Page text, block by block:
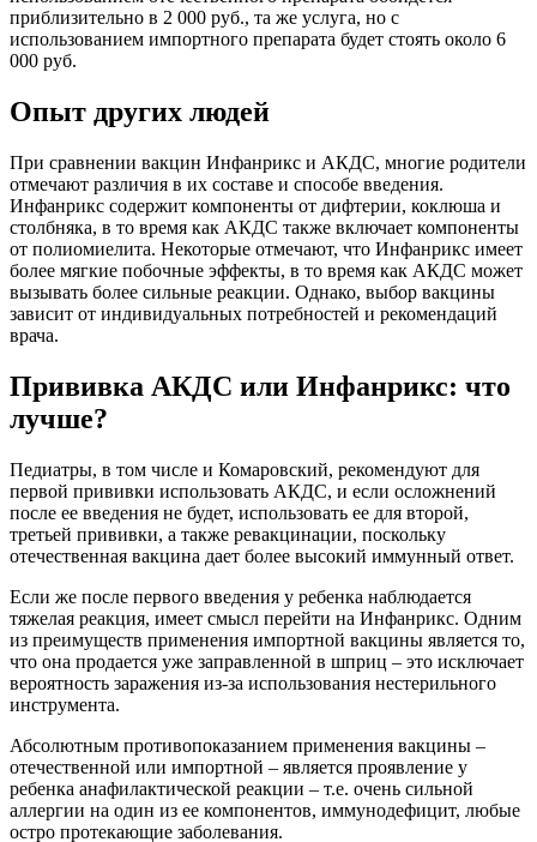
приблизительно в 2 000 руб., та же услуга, но с
использованием импортного препарата будет стоять около 6
000 руб.
Опыт других людей
При сравнении вакцин Инфанрикс и АКДС, многие родители
отмечают различия в их составе и способе введения.
Инфанрикс содержит компоненты от дифтерии, коклюша и
столбняка, в то время как АКДС также включает компоненты
от полиомиелита. Некоторые отмечают, что Инфанрикс имеет
более мягкие побочные эффекты, в то время как АКДС может
вызывать более сильные реакции. Однако, выбор вакцины
зависит от индивидуальных потребностей и рекомендаций
врача.
Прививка АКДС или Инфанрикс: что
лучше?
Педиатры, в том числе и Комаровский, рекомендуют для
первой прививки использовать АКДС, и если осложнений
после ее введения не будет, использовать ее для второй,
третьей прививки, а также ревакцинации, поскольку
отечественная вакцина дает более высокий иммунный ответ.
Если же после первого введения у ребенка наблюдается
тяжелая реакция, имеет смысл перейти на Инфанрикс. Одним
из преимуществ применения импортной вакцины является то,
что она продается уже заправленной в шприц – это исключает
вероятность заражения из-за использования нестерильного
инструмента.
Абсолютным противопоказанием применения вакцины –
отечественной или импортной – является проявление у
ребенка анафилактической реакции – т.е. очень сильной
аллергии на один из ее компонентов, иммунодефицит, любые
остро протекающие заболевания.